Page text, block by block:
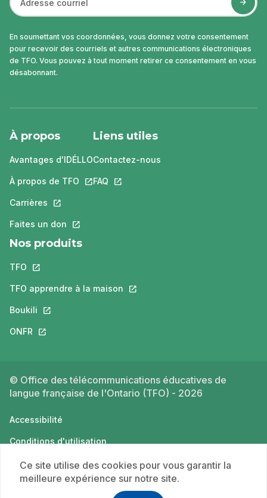
En soumettant vos coordonnées, vous donnez votre consentement
pour recevoir des courriels et autres communications électroniques
de TFO. Vous pouvez à tout moment retirer ce consentement en vous
désabonnant.
À propos
Avantages d'IDÉLLO
À propos de TFO Ce lien s'ouvrira dans un nouvel onglet.
Carrières Ce lien s'ouvrira dans un nouvel onglet.
Faites un don Ce lien s'ouvrira dans un nouvel onglet.
Liens utiles
Contactez-nous
FAQ Ce lien s'ouvrira dans un nouvel
Nos produits
TFO Ce lien s'ouvrira dans un nouvel onglet.
TFO apprendre à la maison Ce lien s'ouvrira dans un nouvel
Boukili Ce lien s'ouvrira dans un nouvel onglet.
ONFR Ce lien s'ouvrira dans un nouvel onglet.
© Office des télécommunications éducatives de
langue française de l'Ontario (TFO) - 2026
Accessibilité
Conditions d'utilisation
Politique de confidentialité
Ce site utilise des cookies pour vous garantir la
meilleure expérience sur notre site.